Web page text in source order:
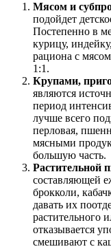
Мясом и
подойдет
Постепенно в
курицу,
рациона с
1:1.
Крупами,
являются
период
лучше всего
перловая,
мясными
большую часть.
Растительной
составляющей
брокколи,
давать их
растительного
отказывается
смешивают с